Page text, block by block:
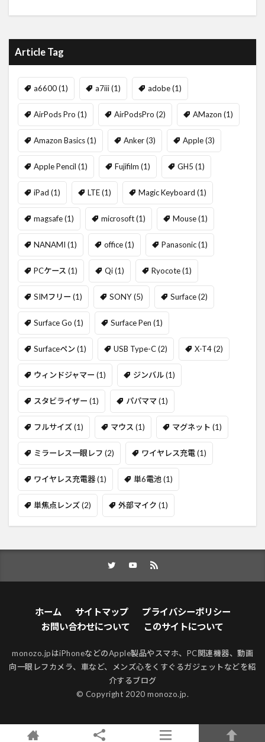
Article Tag
a6600(1) a7iii(1) adobe(1)
AirPods Pro (1) AirPodsPro (2) AMazon (1)
Amazon Basics(1) Anker(3) Apple(3)
Apple Pencil (1) Fujifilm (1) GH5 (1)
iPad (1) LTE(1) Magic Keyboard (1)
magsafe(1) microsoft(1) Mouse(1)
NANAMI (1) office(1) Panasonic(1)
PCケース (1) Qi(1) Ryocote(1)
SIMフリー (1) SONY(5) Surface(2)
Surface Go (1) Surface Pen (1)
Surfaceペン(1) USB Type-C(2) X-T4(2)
ウィンドジャマー (1) ジンバル(1)
スタビライザー (1) パパママ(1)
フルサイズ(1) マウス (1) マグネット (1)
ミラーレス一眼レフ (2) ワイヤレス充電(1)
ワイヤレス充電器(1) 単6電池(1)
単焦点レンズ(2) 外部マイク (1)
ホーム サイトマップ
プライバシーポリシー
お問い合わせについて
このサイトについて
monozo.jpはiPhoneなどのApple製品やスマホ、PC関連機器、動画
向一眼レフカメラ、車など、メンズ心をくすぐるガジェットなどを紹
介するブログ
© Copyright 2020 monozo.jp.